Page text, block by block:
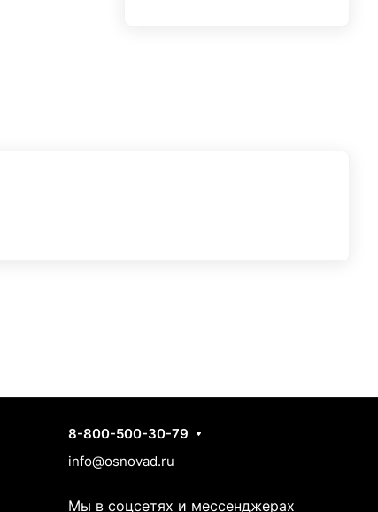
8-800-500-30-79
info@osnovad.ru
Мы в соцсетях и мессенджерах